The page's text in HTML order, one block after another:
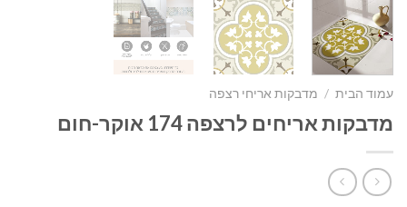
עמוד הבית / מדבקות אריחי רצפה
מדבקות אריחים לרצפה 174 אוקר-חום